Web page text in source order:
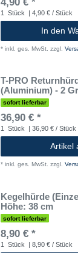
1 Stück | 4,90 € / Stück
In den
* inkl. ges. MwSt. zzgl.
T-PRO
(Aluminium) - 2
sofort lieferbar
36,90 € *
1 Stück | 36,90 € / Stück
Artikel
* inkl. ges. MwSt. zzgl.
Kegelhürde
Höhe: 38 cm
sofort lieferbar
8,90 € *
1 Stück | 8,90 € / Stück